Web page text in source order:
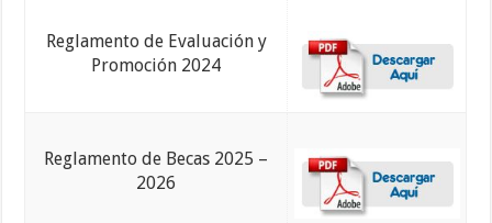
Reglamento de Evaluación y
Promoción 2024
Reglamento de Becas 2025 –
2026